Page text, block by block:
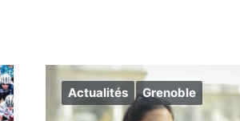
Actualités Grenoble